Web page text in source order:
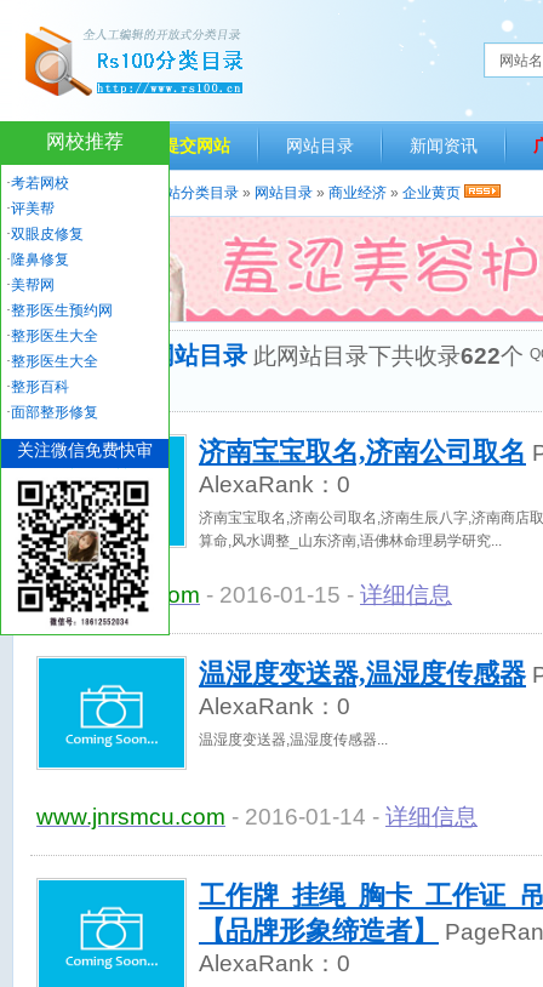
网站
网站首页 提交网站 网站目录 新闻资讯
当前位置： 人生一百网站分类目录 » 网站目录 » 商业经济 » 企业黄页
“企业黄页”网站目录 此网站目录下共收录622个
优秀网站
济南宝宝取名,济南公司取名
AlexaRank： 0
济南宝宝取名,济南公司取名,济南生辰八字,济南商店
算命,风水调整_山东济南,语佛林命理易学研究
www.dznyf.com - 2016-01-15 - 详细信息
温湿度变送器,温湿度传感器
AlexaRank： 0
温湿度变送器,温湿度传感器
www.jnrsmcu.com - 2016-01-14 - 详细信息
工作牌_挂绳_胸卡_工作证_
【品牌形象缔造者】
AlexaRank： 0
网校推荐
·考若网校
·评美帮
·双眼皮修复
·隆鼻修复
·美帮网
·整形医生预约网
·整形医生大全
·整形医生大全
·整形百科
·面部整形修复
关注微信免费快审